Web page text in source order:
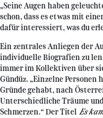
„Seine Augen haben
schon, dass es etwas mit
dafür interessiert, was du
Ein zentrales Anliegen der
individuelle Biografien zu
immer im Kollektiven über
Gündüz. „Einzelne
Gründe gehabt, nach
Unterschiedliche Träume
Schmerzen.“ Der Titel Es